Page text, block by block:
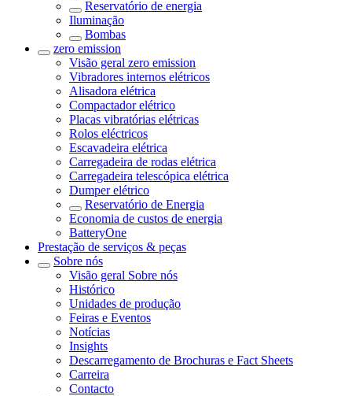
Reservatório de energia
Iluminação
Bombas
zero emission
Visão geral zero emission
Vibradores internos elétricos
Alisadora elétrica
Compactador elétrico
Placas vibratórias elétricas
Rolos eléctricos
Escavadeira elétrica
Carregadeira de rodas elétrica
Carregadeira telescópica elétrica
Dumper elétrico
Reservatório de Energia
Economia de custos de energia
BatteryOne
Prestação de serviços & peças
Sobre nós
Visão geral Sobre nós
Histórico
Unidades de produção
Feiras e Eventos
Notícias
Insights
Descarregamento de Brochuras e Fact Sheets
Carreira
Contacto